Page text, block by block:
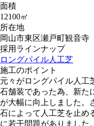
面積
12100㎡
所在地
岡山市東区瀬戸町観音寺
採用ラインナップ
ロングパイル人工芝
施工のポイント
元々がロングパイル人工
石舗装であった為、新た
が大幅に向上しました。
石によって人工芝を止め
に若干問題がありました